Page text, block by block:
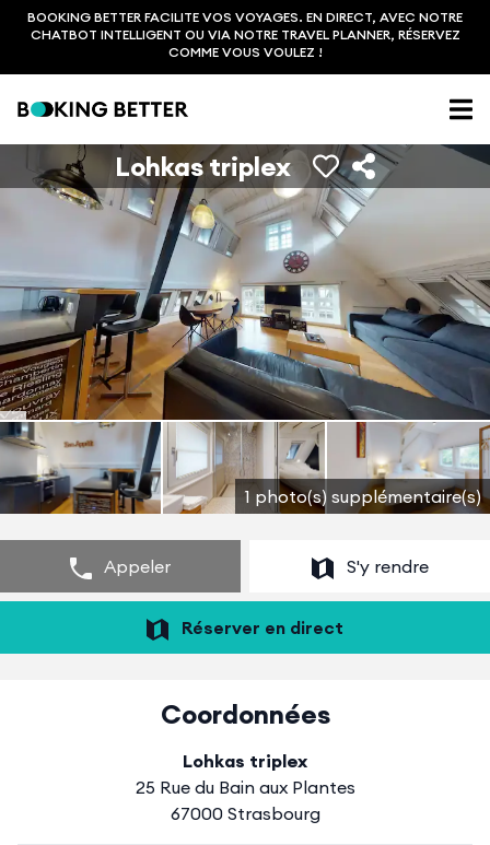
BOOKING BETTER FACILITE VOS VOYAGES. EN DIRECT, AVEC NOTRE
CHATBOT INTELLIGENT OU VIA NOTRE TRAVEL PLANNER, RÉSERVEZ
COMME VOUS VOULEZ !
1 photo(s) supplémentaire(s)
Lohkas triplex
Appeler S'y rendre
Réserver en direct
Coordonnées
Lohkas triplex
25 Rue du Bain aux Plantes
67000 Strasbourg